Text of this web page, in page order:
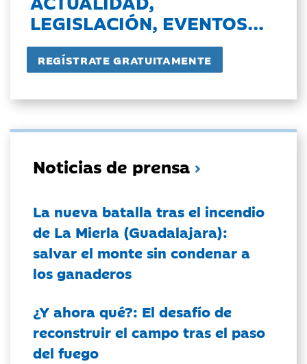
LEGISLACIÓN, EVENTOS...
Noticias de prensa
La nueva batalla tras el incendio
de La Mierla (Guadalajara):
salvar el monte sin condenar a
los ganaderos
¿Y ahora qué?: El desafío de
reconstruir el campo tras el paso
del fuego